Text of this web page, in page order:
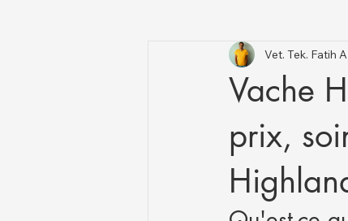
Kediler Ve Köpekler
Büyükbaş ve Küçükbaş Hayvan
Vache
prix,
Vet. Tek. Fatih